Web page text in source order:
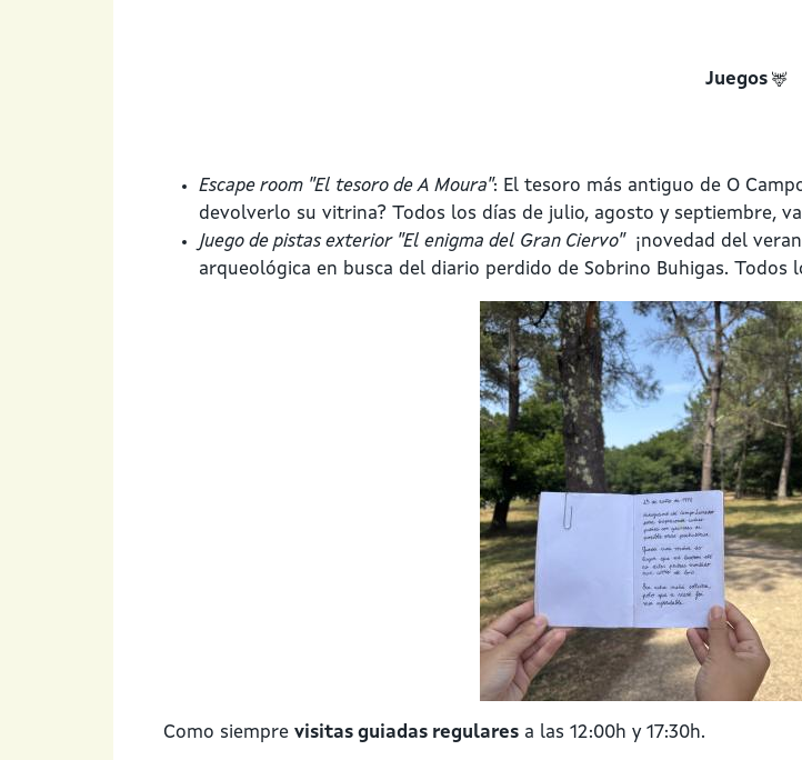
Juegos 🦌
Escape room "El tesoro de A Moura": El tesoro más antiguo de O
devolverlo su vitrina? Todos los días de julio, agosto y septiembre,
Juego de pistas exterior "El enigma del Gran Ciervo"¡novedad del
arqueológica en busca del diario perdido de Sobrino Buhigas.
Como siempre visitas guiadas regulares a las 12:00h y 17:30h.